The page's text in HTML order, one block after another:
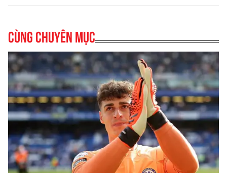
Cùng chuyên mục